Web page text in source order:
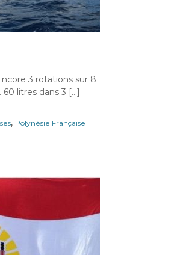
3 rotations sur 8
60 litres dans 3 […]
, Polynésie Française